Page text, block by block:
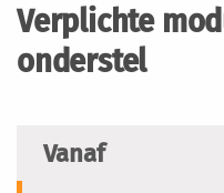
Verplichte
onderstel
Vanaf
begin
de